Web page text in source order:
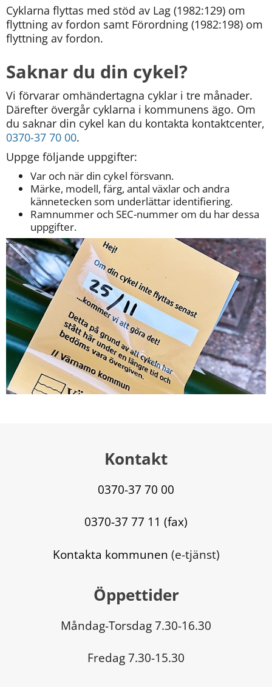
Cyklarna flyttas med stöd av Lag (1982:129) om
flyttning av fordon samt Förordning (1982:198) om
flyttning av fordon.
Saknar du din cykel?
Vi förvarar omhändertagna cyklar i tre månader.
Därefter övergår cyklarna i kommunens ägo. Om
0370-37 70 00.
Uppge följande uppgifter:
Var och när din cykel försvann.
Märke, modell, färg, antal växlar och andra
kännetecken som underlättar identifiering.
Ramnummer och SEC-nummer om du har dessa
uppgifter.
Kontakt
0370-37 70 00
0370-37 77 11 (fax)
Kontakta kommunen (e-tjänst)
Öppettider
Måndag-Torsdag 7.30-16.30
Fredag 7.30-15.30